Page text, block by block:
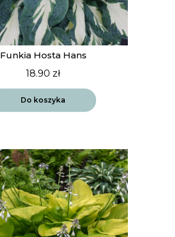
Funkia Hosta Hans
18.90 zł
Do koszyka